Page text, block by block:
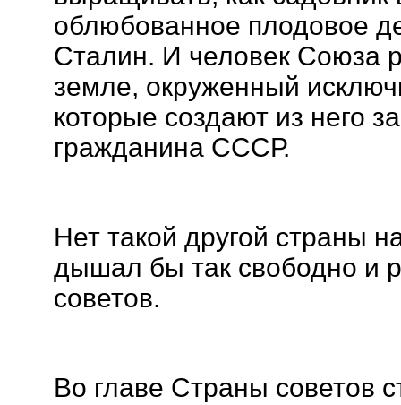
облюбованное плодовое
Сталин. И человек Союза
земле, окруженный
которые создают из него
гражданина СССР.
Нет такой другой страны
дышал бы так свободно и
советов.
Во главе Страны советов